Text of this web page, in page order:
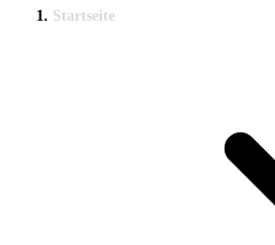
Startseite